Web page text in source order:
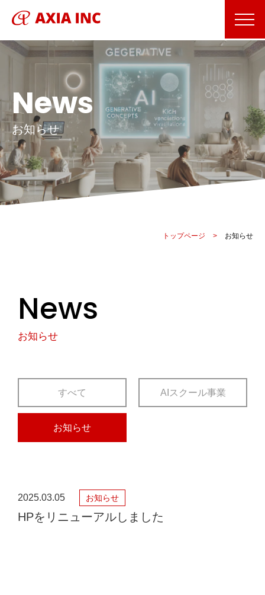
News
お知らせ
トップページ > お知らせ
News
お知らせ
すべて AIスクール事業
お知らせ
2025.03.05 お知らせ
HPをリニューアルしました